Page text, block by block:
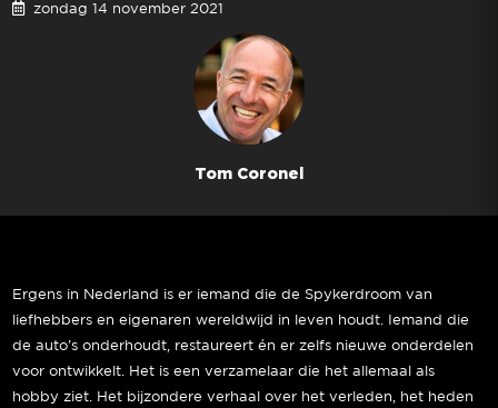
zondag 14 november 2021
Tom Coronel
Ergens in Nederland is er iemand die de Spykerdroom van
liefhebbers en eigenaren wereldwijd in leven houdt. Iemand die
de auto’s onderhoudt, restaureert én er zelfs nieuwe onderdelen
voor ontwikkelt. Het is een verzamelaar die het allemaal als
hobby ziet. Het bijzondere verhaal over het verleden, het heden